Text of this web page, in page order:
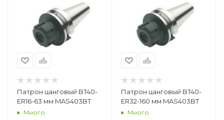
Патрон цанговый BT40-
ER16-63 мм MAS403BT
Много
Патрон цанговый BT40-
ER32-160 мм MAS403BT
Много